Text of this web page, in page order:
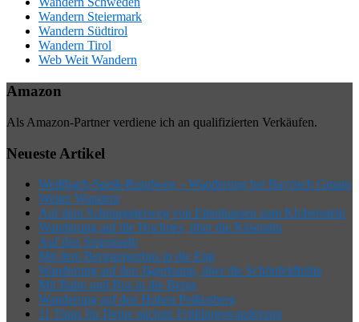
Wandern Steiermark
Wandern Südtirol
Wandern Tirol
Web Weit Wandern
Amazon
Als Amazon-Partner verdiene ich an qualifizierten Verkäufen.
Neueste Artikel
Weißbach-Speik-Rundweg – Wanderung bei Bayrisch Gmain
Weiter Wandern
Auf dem Schmugglerweg von Ettenhausen zum Klobenstein
Wanderung auf die Hochries, über die Käseralm
Auf den Serponado
Mit dem Bergsteigerbus in die Eng
Wanderung auf den Jägerkamp, über die Schönfeldhütte
Mit Bahn und Bus in die Berge
Wanderung auf den Hohen Peißenberg
11 Tipps für Deine nächste Frühlingswanderung